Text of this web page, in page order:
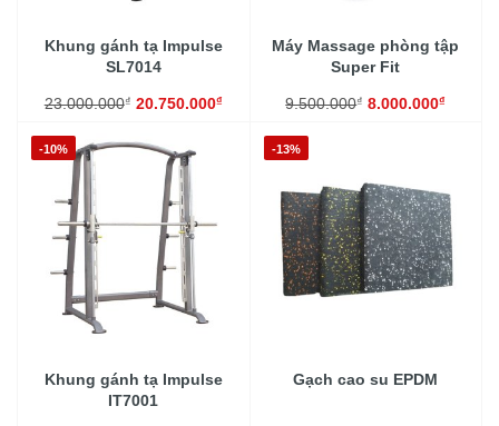
Khung gánh tạ Impulse
SL7014
23.000.000₫ 20.750.000₫
Máy Massage phòng tập
Super Fit
9.500.000₫ 8.000.000₫
-10%
Khung gánh tạ Impulse
IT7001
-13%
Gạch cao su EPDM